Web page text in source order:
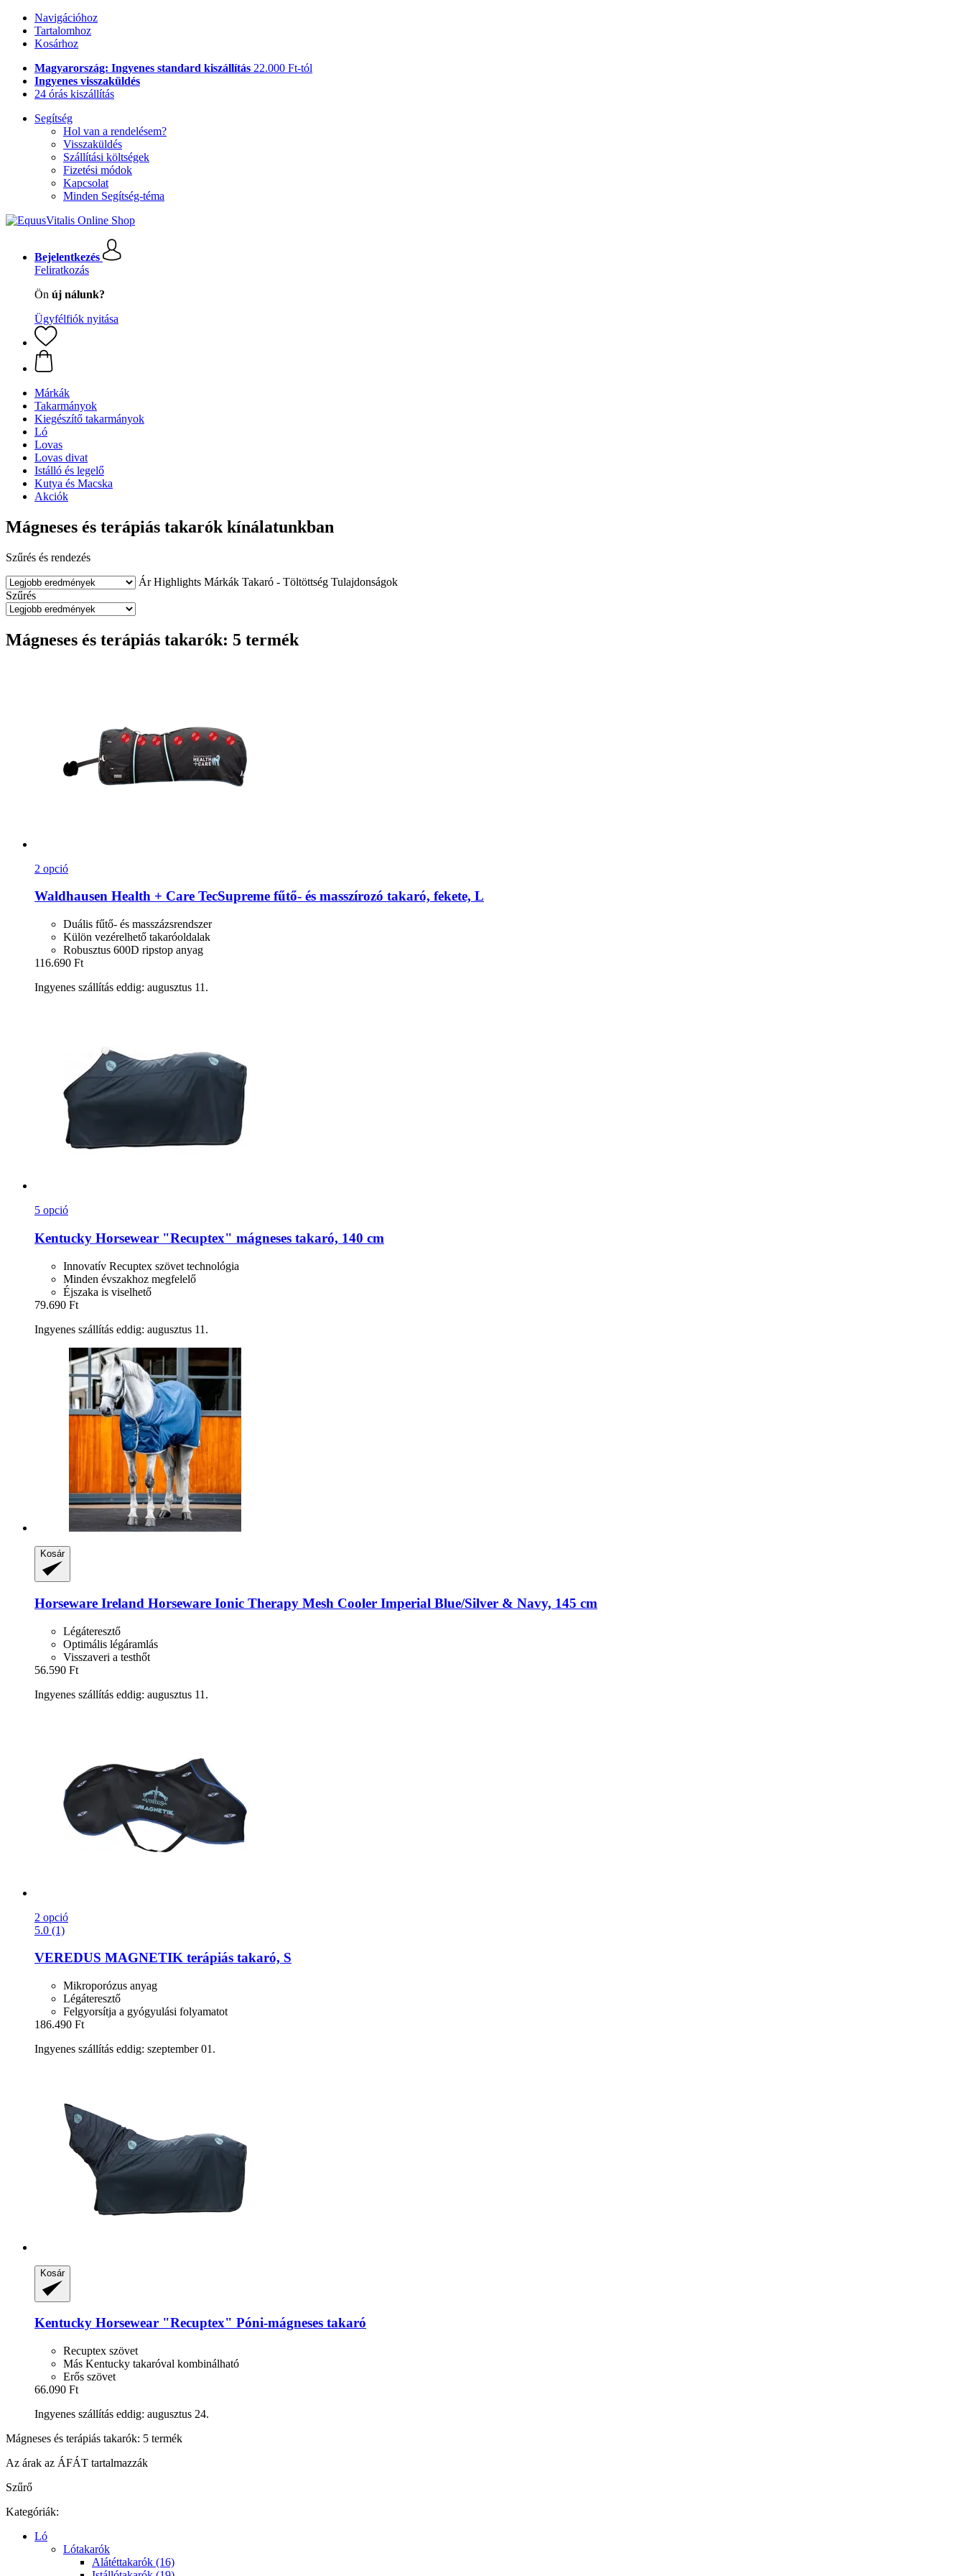
Navigációhoz
Tartalomhoz
Kosárhoz
Magyarország: Ingyenes standard kiszállítás 22.000 Ft-tól
Ingyenes visszaküldés
24 órás kiszállítás
Segítség
Hol van a rendelésem?
Visszaküldés
Szállítási költségek
Fizetési módok
Kapcsolat
Minden Segítség-téma
Bejelentkezés
Feliratkozás
Ön új nálunk?
Ügyfélfiók nyitása
Márkák
Takarmányok
Kiegészítő takarmányok
Ló
Lovas
Lovas divat
Istálló és legelő
Kutya és Macska
Akciók
Mágneses és terápiás takarók kínálatunkban
Szűrés és rendezés
Ár Highlights Márkák Takaró - Töltöttség Tulajdonságok
Szűrés
Mágneses és terápiás takarók: 5 termék
2 opció
Waldhausen Health + Care TecSupreme fűtő-​ és masszírozó takaró, fekete, L
Duális fűtő- és masszázsrendszer
Külön vezérelhető takaróoldalak
Robusztus 600D ripstop anyag
116.690 Ft
Ingyenes szállítás eddig: augusztus 11.
5 opció
Kentucky Horsewear "Recuptex" mágneses takaró, 140 cm
Innovatív Recuptex szövet technológia
Minden évszakhoz megfelelő
Éjszaka is viselhető
79.690 Ft
Ingyenes szállítás eddig: augusztus 11.
Kosár
Horseware Ireland Horseware Ionic Therapy Mesh Cooler Imperial Blue/Silver & Navy, 145 cm
Légáteresztő
Optimális légáramlás
Visszaveri a testhőt
56.590 Ft
Ingyenes szállítás eddig: augusztus 11.
2 opció
5.0 (1)
VEREDUS MAGNETIK terápiás takaró, S
Mikroporózus anyag
Légáteresztő
Felgyorsítja a gyógyulási folyamatot
186.490 Ft
Ingyenes szállítás eddig: szeptember 01.
Kosár
Kentucky Horsewear "Recuptex" Póni-​mágneses takaró
Recuptex szövet
Más Kentucky takaróval kombinálható
Erős szövet
66.090 Ft
Ingyenes szállítás eddig: augusztus 24.
Mágneses és terápiás takarók: 5 termék
Az árak az ÁFÁT tartalmazzák
Szűrő
Kategóriák:
Ló
Lótakarók
Alátéttakarók (16)